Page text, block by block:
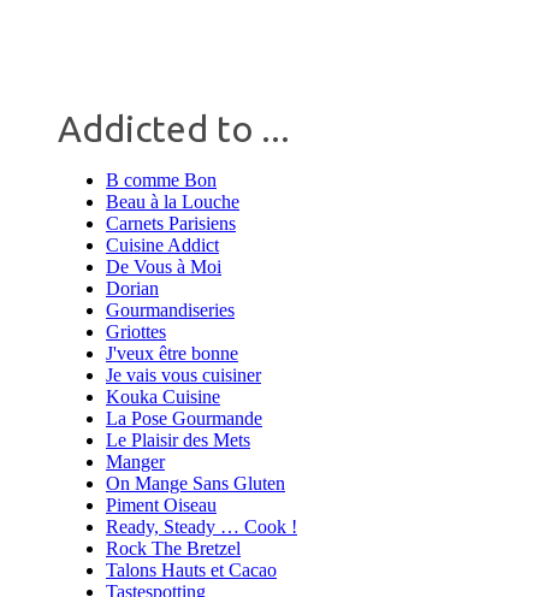
Addicted to ...
B comme Bon
Beau à la Louche
Carnets Parisiens
Cuisine Addict
De Vous à Moi
Dorian
Gourmandiseries
Griottes
J'veux être bonne
Je vais vous cuisiner
Kouka Cuisine
La Pose Gourmande
Le Plaisir des Mets
Manger
On Mange Sans Gluten
Piment Oiseau
Ready, Steady … Cook !
Rock The Bretzel
Talons Hauts et Cacao
Tastespotting